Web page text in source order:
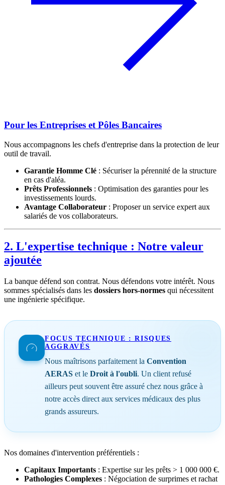
Pour les Entreprises et Pôles Bancaires
Nous accompagnons les chefs d'entreprise dans la protection de leur
outil de travail.
Garantie Homme Clé : Sécuriser la pérennité de la structure
en cas d'aléa.
Prêts Professionnels : Optimisation des garanties pour les
investissements lourds.
Avantage Collaborateur : Proposer un service expert aux
salariés de vos collaborateurs.
2. L'expertise technique : Notre valeur
ajoutée
La banque défend son contrat. Nous défendons votre intérêt. Nous
sommes spécialisés dans les dossiers hors-normes qui nécessitent
une ingénierie spécifique.
FOCUS TECHNIQUE : RISQUES
AGGRAVÉS
Nous maîtrisons parfaitement la Convention
AERAS et le Droit à l'oubli. Un client refusé
ailleurs peut souvent être assuré chez nous grâce à
notre accès direct aux services médicaux des plus
grands assureurs.
Nos domaines d'intervention préférentiels :
Capitaux Importants : Expertise sur les prêts > 1 000 000 €.
Pathologies Complexes : Négociation de surprimes et rachat